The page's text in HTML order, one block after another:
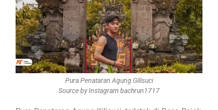
Pura Penataran Agung Gilisuci
Source by Instagram bachrun1717